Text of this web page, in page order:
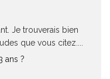
Je trouverais bien
que vous citez....
ans ?